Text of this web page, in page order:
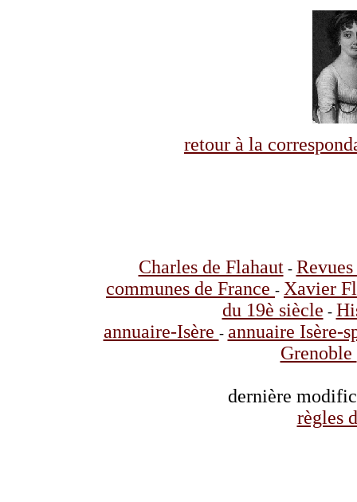
retour à la
Charles de Flahaut-
communes de France - Xavier
du 19è siècle -
annuaire-Isère - annuaire Isère-
Grenoble
dernière
règles